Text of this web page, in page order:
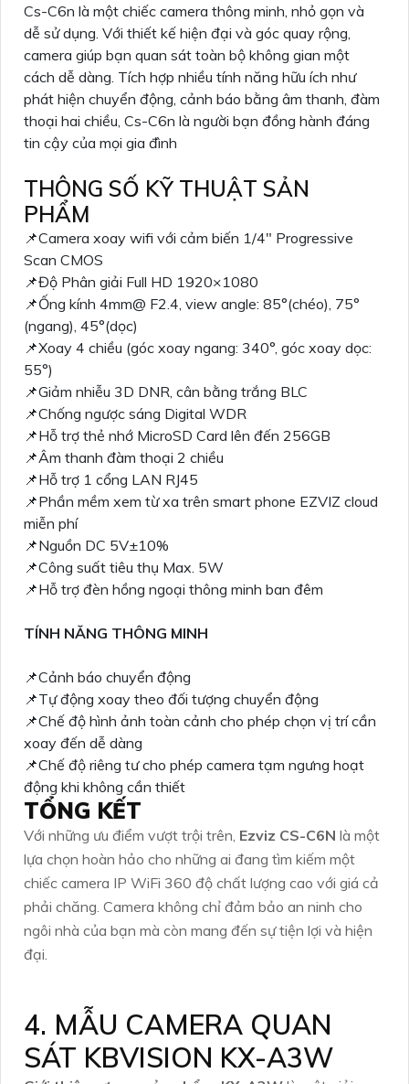
Cs-C6n là một chiếc camera thông minh, nhỏ gọn và
dễ sử dụng. Với thiết kế hiện đại và góc quay rộng,
camera giúp bạn quan sát toàn bộ không gian một
cách dễ dàng. Tích hợp nhiều tính năng hữu ích như
phát hiện chuyển động, cảnh báo bằng âm thanh, đàm
thoại hai chiều, Cs-C6n là người bạn đồng hành đáng
tin cậy của mọi gia đình
THÔNG SỐ KỸ THUẬT SẢN
PHẨM
📌Camera xoay wifi với cảm biến 1/4" Progressive
Scan CMOS
📌Độ Phân giải Full HD 1920×1080
📌Ống kính 4mm@ F2.4, view angle: 85°(chéo), 75°
(ngang), 45°(dọc)
📌Xoay 4 chiều (góc xoay ngang: 340°, góc xoay dọc:
55°)
📌Giảm nhiễu 3D DNR, cân bằng trắng BLC
📌Chống ngược sáng Digital WDR
📌Hỗ trợ thẻ nhớ MicroSD Card lên đến 256GB
📌Âm thanh đàm thoại 2 chiều
📌Hỗ trợ 1 cổng LAN RJ45
📌Phần mềm xem từ xa trên smart phone EZVIZ cloud
miễn phí
📌Nguồn DC 5V±10%
📌Công suất tiêu thụ Max. 5W
📌Hỗ trợ đèn hồng ngoại thông minh ban đêm
TÍNH NĂNG THÔNG MINH
📌Cảnh báo chuyển động
📌Tự động xoay theo đối tượng chuyển động
📌Chế độ hình ảnh toàn cảnh cho phép chọn vị trí cần
xoay đến dễ dàng
📌Chế độ riêng tư cho phép camera tạm ngưng hoạt
động khi không cần thiết
TỔNG KẾT
Với những ưu điểm vượt trội trên, Ezviz CS-C6N là một
lựa chọn hoàn hảo cho những ai đang tìm kiếm một
chiếc camera IP WiFi 360 độ chất lượng cao với giá cả
phải chăng. Camera không chỉ đảm bảo an ninh cho
ngôi nhà của bạn mà còn mang đến sự tiện lợi và hiện
đại.
4. MẪU CAMERA QUAN
SÁT KBVISION KX-A3W